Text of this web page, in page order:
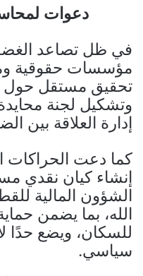
دعوات
في ظل تصاعد
مؤسسات حقوقية
تحقيق مستقل حول
وتشكيل لجنة
إدارة العلاقة بين
كما دعت الحراكات
إنشاء كيان نقدي
الشؤون المالية
الله، بما يضمن
للسكان، ويضع حدًا
سياسي.